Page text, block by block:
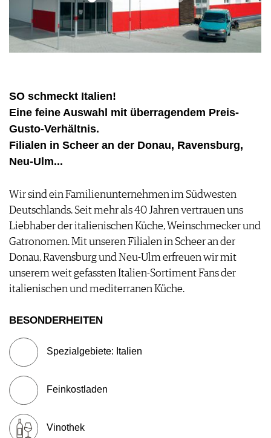
TIPPS & TRICKS
NEWS
FOOD PAIRING TABELLE
KULINARIK
REZEPTE
HOTSPOTS
REPORTAGEN
DOSSIER
WINEGUIDES
VORTEILSWELT
MEDIATHEK
APPS
NEWS
PORTRAITS
VINOPHILES
ARCHIV
AWARDS
GEWINNSPIELE
FAQ
SO schmeckt Italien!
Eine feine Auswahl mit überragendem Preis-
Gusto-Verhältnis.
Filialen in Scheer an der Donau, Ravensburg,
Neu-Ulm...
Wir sind ein Familienunternehmen im Südwesten
Deutschlands. Seit mehr als 40 Jahren vertrauen uns
Liebhaber der italienischen Küche, Weinschmecker und
Gatronomen. Mit unseren Filialen in Scheer an der
Donau, Ravensburg und Neu-Ulm erfreuen wir mit
unserem weit gefassten Italien-Sortiment Fans der
italienischen und mediterranen Küche.
BESONDERHEITEN
Spezialgebiete: Italien
Feinkostladen
Vinothek